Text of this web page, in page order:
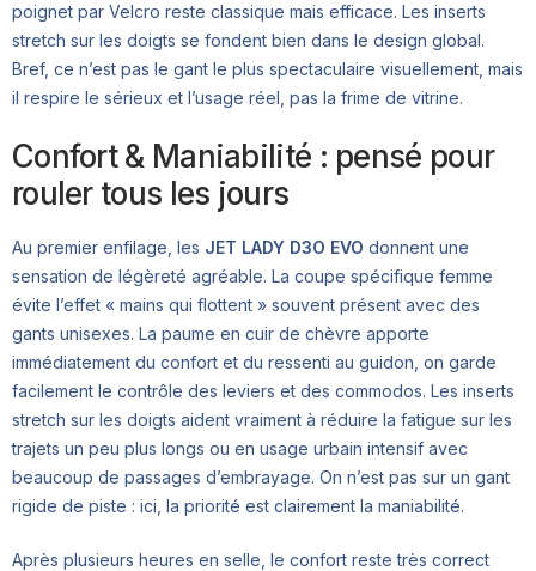
poignet par Velcro reste classique mais efficace. Les inserts
stretch sur les doigts se fondent bien dans le design global.
Bref, ce n’est pas le gant le plus spectaculaire visuellement, mais
il respire le sérieux et l’usage réel, pas la frime de vitrine.
Confort & Maniabilité : pensé pour
rouler tous les jours
Au premier enfilage, les JET LADY D3O EVO donnent une
sensation de légèreté agréable. La coupe spécifique femme
évite l’effet « mains qui flottent » souvent présent avec des
gants unisexes. La paume en cuir de chèvre apporte
immédiatement du confort et du ressenti au guidon, on garde
facilement le contrôle des leviers et des commodos. Les inserts
stretch sur les doigts aident vraiment à réduire la fatigue sur les
trajets un peu plus longs ou en usage urbain intensif avec
beaucoup de passages d’embrayage. On n’est pas sur un gant
rigide de piste : ici, la priorité est clairement la maniabilité.
Après plusieurs heures en selle, le confort reste très correct